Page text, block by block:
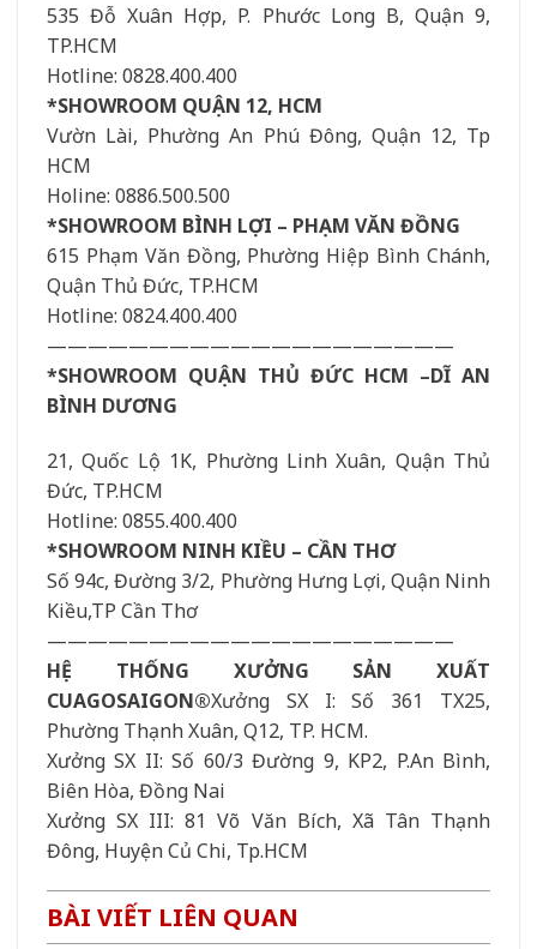
535 Đỗ Xuân Hợp, P. Phước Long B, Quận 9,
TP.HCM
Hotline: 0828.400.400
*SHOWROOM QUẬN 12, HCM
Vườn Lài, Phường An Phú Đông, Quận 12, Tp
HCM
Holine: 0886.500.500
*SHOWROOM BÌNH LỢI – PHẠM VĂN ĐỒNG
615 Phạm Văn Đồng, Phường Hiệp Bình Chánh,
Quận Thủ Đức, TP.HCM
Hotline: 0824.400.400
————————————————————
*SHOWROOM QUẬN THỦ ĐỨC HCM –DĨ AN
BÌNH DƯƠNG
21, Quốc Lộ 1K, Phường Linh Xuân, Quận Thủ
Đức, TP.HCM
Hotline: 0855.400.400
*SHOWROOM NINH KIỀU – CẦN THƠ
Số 94c, Đường 3/2, Phường Hưng Lợi, Quận Ninh
Kiều,TP Cần Thơ
————————————————————
HỆ THỐNG XƯỞNG SẢN XUẤT
CUAGOSAIGON®Xưởng SX I: Số 361 TX25,
Phường Thạnh Xuân, Q12, TP. HCM.
Xưởng SX II: Số 60/3 Đường 9, KP2, P.An Bình,
Biên Hòa, Đồng Nai
Xưởng SX III: 81 Võ Văn Bích, Xã Tân Thạnh
Đông, Huyện Củ Chi, Tp.HCM
BÀI VIẾT LIÊN QUAN